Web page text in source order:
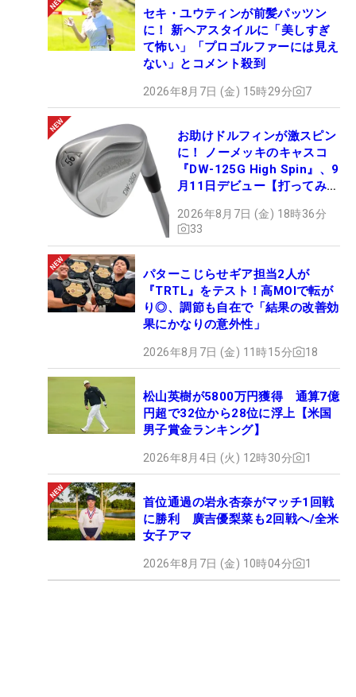
セキ・ユウティンが前髪パッツン
に！ 新ヘアスタイルに「美しすぎ
て怖い」「プロゴルファーには見え
ない」とコメント殺到
2026年8月7日 (金) 15時29分 7
お助けドルフィンが激スピン
に！ ノーメッキのキャスコ
『DW-125G High Spin』、9
月11日デビュー【打ってみ
2026年8月7日 (金) 18時36分
33
パターこじらせギア担当2人が
『TRTL』をテスト！高MOIで転が
り◎、調節も自在で「結果の改善効
果にかなりの意外性」
2026年8月7日 (金) 11時15分 18
松山英樹が5800万円獲得 通算7億
円超で32位から28位に浮上【米国
男子賞金ランキング】
2026年8月4日 (火) 12時30分 1
首位通過の岩永杏奈がマッチ1回戦
に勝利 廣吉優梨菜も2回戦へ/全米
女子アマ
2026年8月7日 (金) 10時04分 1